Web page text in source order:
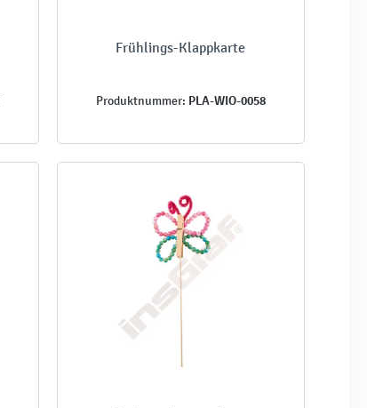
Frühlings-Klappkarte
Produktnummer: PLA-WIO-0058